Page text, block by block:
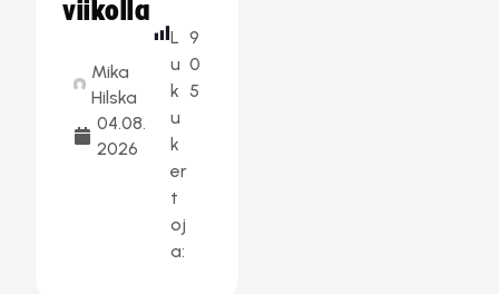
viikolla
Mika
Hilska
04.08.
2026
L
u
k
u
k
er
t
oj
a:
9
0
5